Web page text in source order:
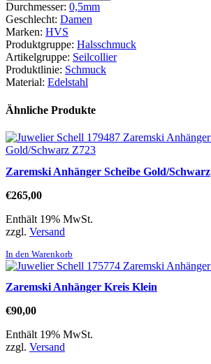
Durchmesser: 0,5mm
Geschlecht: Damen
Marken: HVS
Produktgruppe: Halsschmuck
Artikelgruppe: Seilcollier
Produktlinie: Schmuck
Material: Edelstahl
Ähnliche Produkte
Zaremski Anhänger Scheibe Gold/Schwarz
€265,00
Enthält 19% MwSt.
zzgl. Versand
In den Warenkorb
Zaremski Anhänger Kreis Klein
€90,00
Enthält 19% MwSt.
zzgl. Versand